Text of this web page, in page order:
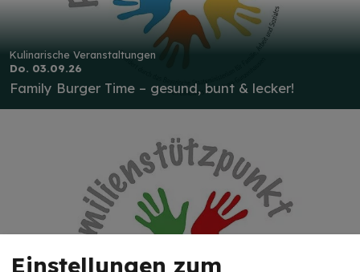
Kulinarische Veranstaltungen
Do. 03.09.26
Family Burger Time – gesund, bunt & lecker!
Einstellungen zum